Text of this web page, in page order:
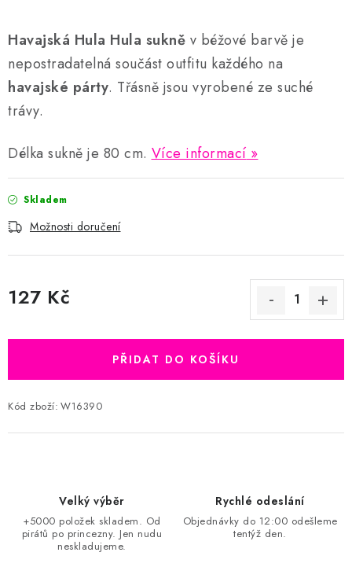
Havajská Hula Hula sukně v béžové barvě je
nepostradatelná součást outfitu každého na
havajské párty. Třásně jsou vyrobené ze suché
trávy.
Délka sukně je 80 cm. Více informací
Skladem
Možnosti doručení
127 Kč
PŘIDAT DO KOŠÍKU
Kód zboží: W16390
Velký výběr
+5000 položek skladem. Od
pirátů po princezny. Jen nudu
neskladujeme.
Rychlé odeslání
Objednávky do 12:00 odešleme
tentýž den.